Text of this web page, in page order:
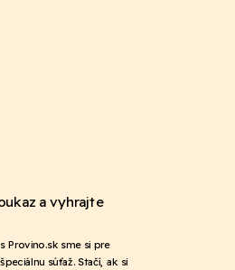
a vyhrajte
Provino.sk sme si pre
súťaž. Stačí, ak si